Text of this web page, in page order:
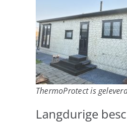
ThermoProtect is
Langdurige